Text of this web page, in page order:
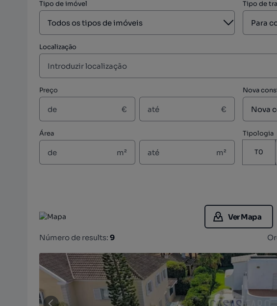
Tipo de imóvel
Aberto
Tipo de
Localização
Nova
Preço
€ €
Área
m² m²
Tipologia
T0
Ver Mapa
Número de results: 9